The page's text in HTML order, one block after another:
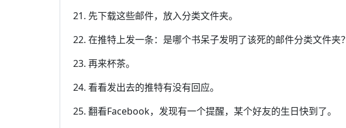
21. 先下载这些邮件，放入分类文件夹。
22. 在推特上发一条：是哪个书呆子发明了该死的邮件分类文件夹？
23. 再来杯茶。
24. 看看发出去的推特有没有回应。
25. 翻看Facebook，发现有一个提醒，某个好友的生日快到了。